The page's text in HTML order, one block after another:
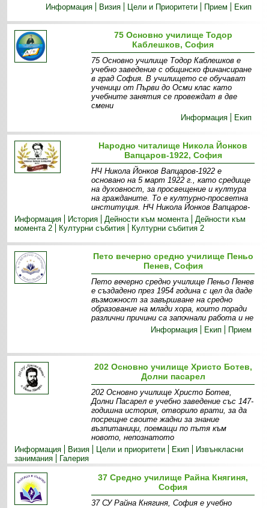
Информация
Визия Цели и Приоритети Прием Екип
75 Основно училище Тодор
Каблешков, София
75 Основно училище Тодор Каблешков е
учебно заведение с общинско финансиране
в град София. В училището се обучават
ученици от Първи до Осми клас като
учебните занятия се провеждат в две
смени
Информация
Екип
Народно читалище Никола Йонков
Вапцаров-1922, София
НЧ Никола Йонков Вапцаров-1922 е
основано на 5 март 1922 г., като средище
на духовност, за просвещение и култура
на гражданите. То е културно-просветна
институция. НЧ Никола Йонков Вапцаров-
Информация
История Дейности към момента
Дейности към
момента 2
Културни събития Културни събития 2
Пето вечерно средно училище Пеньо
Пенев, София
Пето вечерно средно училище Пеньо Пенев
е създадено през 1954 година с цел да даде
възможност за завършване на средно
образование на млади хора, които поради
различни причини са започнали работа и не
Информация
Екип Прием
202 Основно училище Христо Ботев,
Долни пасарел
202 Основно училище Христо Ботев,
Долни Пасарел е учебно заведение със 147-
годишна история, отворило врати, за да
посрещне своите жадни за знание
възпитаници, поемащи по пътя към
новото, непознатото
Информация
Визия Цели и приоритети Екип
Извънкласни
занимания
Галерия
37 Средно училище Райна Княгиня,
София
37 СУ Райна Княгиня, София е учебно